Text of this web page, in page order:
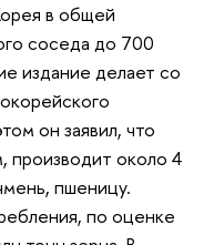
в общей
соседа до 700
издание делает со
он заявил, что
около 4
пшеницу.
по оценке